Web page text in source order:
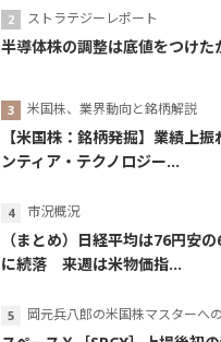
ストラテジーレポート
半導体株の調整は底値をつけた
米国株、業界動向と銘柄解説
【米国株：銘柄発掘】業績上
ンティア・テクノロジー...
市況概況
（まとめ）日経平均は76円安
に続落 来週は米物価指...
岡元兵八郎の米国株マスターへ